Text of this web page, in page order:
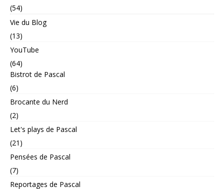
(54)
Vie du Blog
(13)
YouTube
(64)
Bistrot de Pascal
(6)
Brocante du Nerd
(2)
Let's plays de Pascal
(21)
Pensées de Pascal
(7)
Reportages de Pascal